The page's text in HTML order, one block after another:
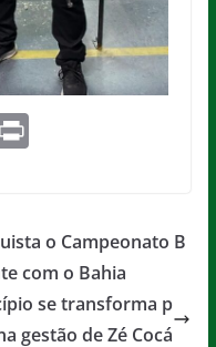
Pr
o Campeonato B
com o Bahia
se transforma p
gestão de Zé Cocá